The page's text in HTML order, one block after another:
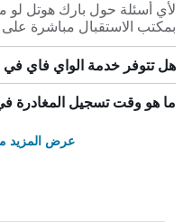
لأي أسئلة حول بارك هوتل لو
بمكتب الاستقبال مباشرة على +39 042 551
هل تتوفر خدمة الواي فاي في
ما هو وقت تسجيل المغادرة
عرض المزيد